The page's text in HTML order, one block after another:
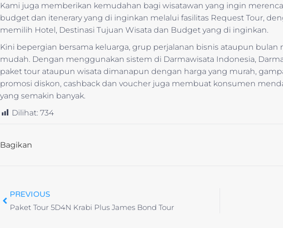
Kami juga memberikan kemudahan bagi wisatawan yang ingin
budget dan itenerary yang di inginkan melalui fasilitas Request Tour,
memilih Hotel, Destinasi Tujuan Wisata dan Budget yang di inginkan.
Kini bepergian bersama keluarga, grup perjalanan bisnis ataupun bulan
mudah. Dengan menggunakan sistem di Darmawisata Indonesia,
paket tour ataupun wisata dimanapun dengan harga yang murah,
promosi diskon, cashback dan voucher juga membuat konsumen
yang semakin banyak.
Dilihat: 734
Bagikan
PREVIOUS
Paket Tour 5D4N Krabi Plus James Bond Tour